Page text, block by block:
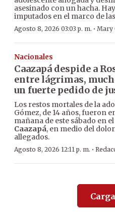
asesinado con un hacha.
imputados en el marco de
Agosto 8, 2026 03:03 p. m. · Mary
Nacionales
Caazapá despide a
entre lágrimas,
un fuerte pedido de
Los restos mortales de la
Gómez, de 14 años, fueron
mañana de este sábado en
Caazapá, en medio del
allegados.
Agosto 8, 2026 12:11 p. m. ·